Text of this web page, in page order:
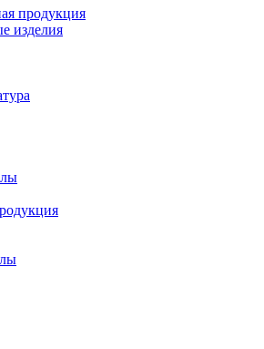
продукция
изделия